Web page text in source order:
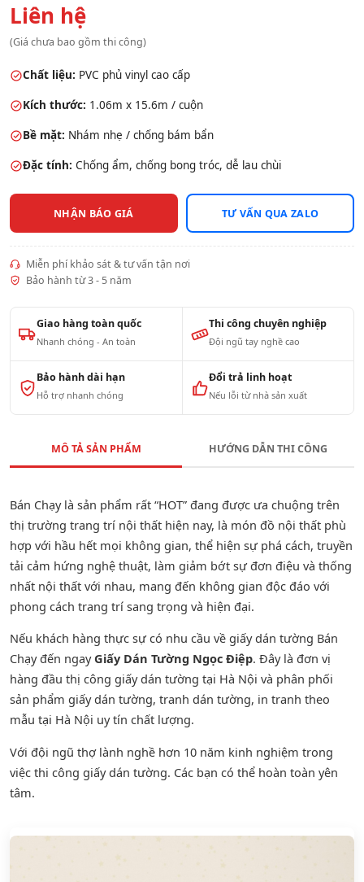
Liên hệ
(Giá chưa bao gồm thi công)
Chất liệu: PVC phủ vinyl cao cấp
Kích thước: 1.06m x 15.6m / cuộn
Bề mặt: Nhám nhẹ / chống bám bẩn
Đặc tính: Chống ẩm, chống bong tróc, dễ lau chùi
NHẬN BÁO GIÁ TƯ VẤN QUA ZALO
Miễn phí khảo sát & tư vấn tận nơi
Bảo hành từ 3 - 5 năm
Giao hàng toàn quốc
Nhanh chóng - An toàn
Thi công chuyên nghiệp
Đội ngũ tay nghề cao
Bảo hành dài hạn
Hỗ trợ nhanh chóng
Đổi trả linh hoạt
Nếu lỗi từ nhà sản xuất
MÔ TẢ SẢN PHẨM HƯỚNG DẪN THI CÔNG
Bán Chạy là sản phẩm rất “HOT” đang được ưa chuộng trên
thị trường trang trí nội thất hiện nay, là món đồ nội thất phù
hợp với hầu hết mọi không gian, thể hiện sự phá cách, truyền
tải cảm hứng nghệ thuật, làm giảm bớt sự đơn điệu và thống
nhất nội thất với nhau, mang đến không gian độc đáo với
phong cách trang trí sang trọng và hiện đại.
Nếu khách hàng thực sự có nhu cầu về giấy dán tường Bán
Chạy đến ngayGiấy Dán Tường Ngọc Điệp. Đây là đơn vị
hàng đầu thị công giấy dán tường tại Hà Nội và phân phối
sản phẩm giấy dán tường, tranh dán tường, in tranh theo
mẫu tại Hà Nội uy tín chất lượng.
Với đội ngũ thợ lành nghề hơn 10 năm kinh nghiệm trong
việc thi công giấy dán tường. Các bạn có thể hoàn toàn yên
tâm.